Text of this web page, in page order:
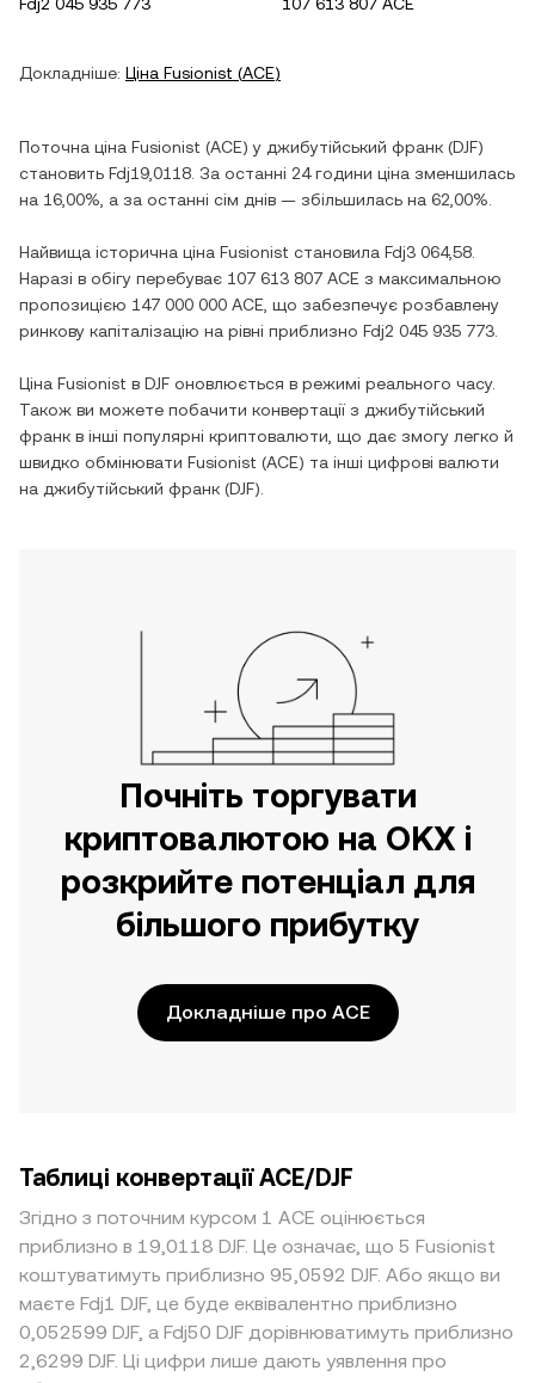
Докладніше: Ціна Fusionist (ACE)
Поточна ціна Fusionist (ACE) у джибутійський франк (DJF)
становить Fdj19,0118 . За останні 24 години ціна зменшилась
на 16,00% , а за останні сім днів — збільшилась на 62,00%
Найвища історична ціна Fusionist становила Fdj3 064,58
Наразі в обігу перебуває 107 613 807 ACE з максимальною
пропозицією 147 000 000 ACE , що забезпечує розбавлену
ринкову капіталізацію на рівні приблизно Fdj2 045 935 773
Ціна Fusionist в DJF оновлюється в режимі реального часу.
Також ви можете побачити конвертації з джибутійський
франк в інші популярні криптовалюти, що дає змогу легко й
швидко обмінювати Fusionist (ACE) та інші цифрові валюти
на джибутійський франк (DJF).
Почніть торгувати
криптовалютою на OKX і
розкрийте потенціал для
більшого прибутку
Докладніше про ACE
Таблиці конвертації ACE/DJF
Згідно з поточним курсом 1 ACE оцінюється
приблизно в 19,0118 DJF. Це означає, що 5 Fusionist
коштуватимуть приблизно 95,0592 DJF. Або якщо ви
маєте Fdj1 DJF, це буде еквівалентно приблизно
0,052599 DJF, а Fdj50 DJF дорівнюватимуть приблизно
2,6299 DJF. Ці цифри лише дають уявлення про